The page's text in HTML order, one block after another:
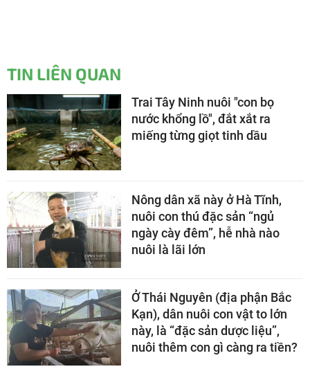
TIN LIÊN QUAN
Trai Tây Ninh nuôi "con bọ
nước khổng lồ", đắt xắt ra
miếng từng giọt tinh dầu
Nông dân xã này ở Hà Tĩnh,
nuôi con thú đặc sản “ngủ
ngày cày đêm”, hễ nhà nào
nuôi là lãi lớn
Ở Thái Nguyên (địa phận Bắc
Kạn), dân nuôi con vật to lớn
này, là “đặc sản dược liệu”,
nuôi thêm con gì càng ra tiền?